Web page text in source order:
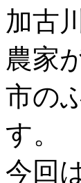
加古
農家
市の
す。
今回